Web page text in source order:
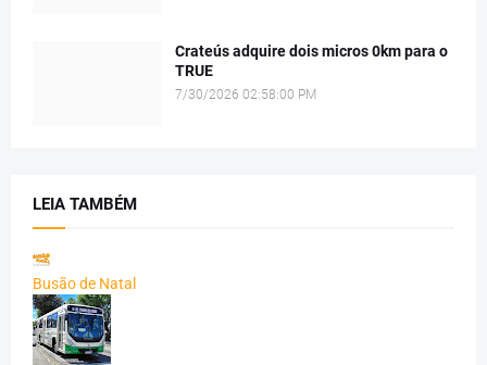
Crateús adquire dois micros 0km para o
TRUE
7/30/2026 02:58:00 PM
LEIA TAMBÉM
Busão de Natal